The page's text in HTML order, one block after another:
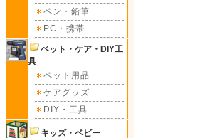
ペン・鉛筆
PC・携帯
ペット・ケア・DIY工
具
ペット用品
ケアグッズ
DIY・工具
キッズ・ベビー